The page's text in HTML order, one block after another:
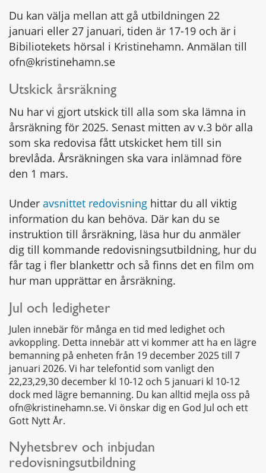
Du kan välja mellan att gå utbildningen 22
januari eller 27 januari, tiden är 17-19 och är i
Bibiliotekets hörsal i Kristinehamn. Anmälan till
ofn@kristinehamn.se
Utskick årsräkning
Nu har vi gjort utskick till alla som ska lämna in
årsräkning för 2025. Senast mitten av v.3 bör alla
som ska redovisa fått utskicket hem till sin
brevlåda. Årsräkningen ska vara inlämnad före
den 1 mars.
Under avsnittet redovisning hittar du all viktig
information du kan behöva. Där kan du se
instruktion till årsräkning, läsa hur du anmäler
dig till kommande redovisningsutbildning, hur du
får tag i fler blankettr och så finns det en film om
hur man upprättar en årsräkning.
Jul och ledigheter
Julen innebär för många en tid med ledighet och
avkoppling. Detta innebär att vi kommer att ha en lägre
bemanning på enheten från 19 december 2025 till 7
januari 2026. Vi har telefontid som vanligt den
22,23,29,30 december kl 10-12 och 5 januari kl 10-12
dock med lägre bemanning. Du kan alltid mejla oss på
ofn@kristinehamn.se. Vi önskar dig en God Jul och ett
Gott Nytt År.
Nyhetsbrev och inbjudan
redovisningsutbildning